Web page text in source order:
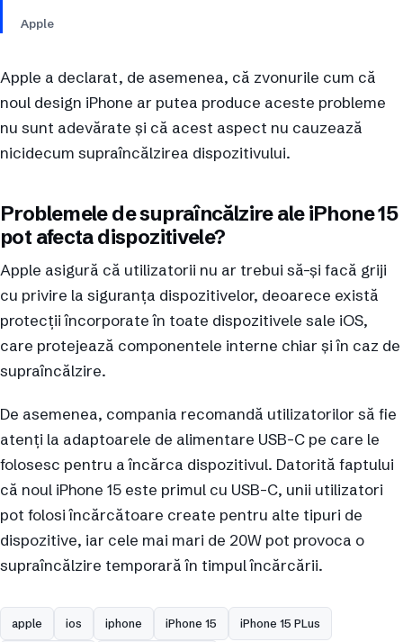
Apple
Apple a declarat, de asemenea, că zvonurile cum că
noul design iPhone ar putea produce aceste probleme
nu sunt adevărate și că acest aspect nu cauzează
nicidecum supraîncălzirea dispozitivului.
Problemele de supraîncălzire ale iPhone 15
pot afecta dispozitivele?
Apple asigură că utilizatorii nu ar trebui să-și facă griji
cu privire la siguranța dispozitivelor, deoarece există
protecții încorporate în toate dispozitivele sale iOS,
care protejează componentele interne chiar și în caz de
supraîncălzire.
De asemenea, compania recomandă utilizatorilor să fie
atenți la adaptoarele de alimentare USB-C pe care le
folosesc pentru a încărca dispozitivul. Datorită faptului
că noul iPhone 15 este primul cu USB-C, unii utilizatori
pot folosi încărcătoare create pentru alte tipuri de
dispozitive, iar cele mai mari de 20W pot provoca o
supraîncălzire temporară în timpul încărcării.
apple ios iphone iPhone 15 iPhone 15 PLus